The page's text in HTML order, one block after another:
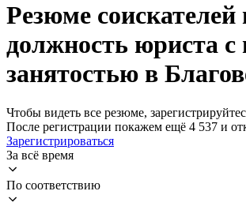
Резюме соискателей
должность юриста с
занятостью в
Чтобы видеть все резюме,
После регистрации покажем ещё 4 537 и
Зарегистрироваться
За всё время
По соответствию